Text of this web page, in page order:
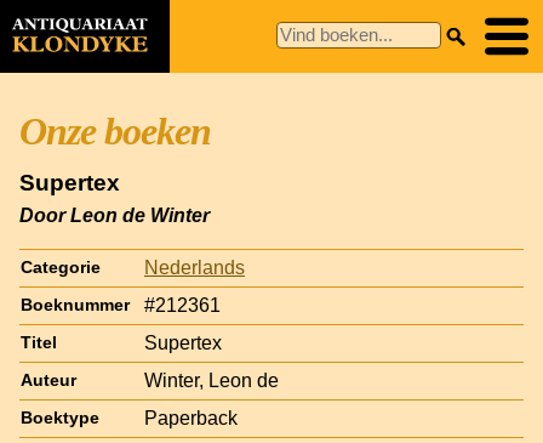
Onze boeken
Supertex
Door Leon de Winter
Categorie Nederlands
Boeknummer #212361
Titel Supertex
Auteur Winter, Leon de
Boektype Paperback